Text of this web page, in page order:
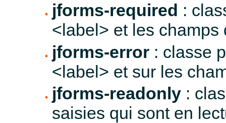
jforms-required :
<label> et les
jforms-error : classe
<label> et sur les
jforms-readonly :
saisies qui sont en